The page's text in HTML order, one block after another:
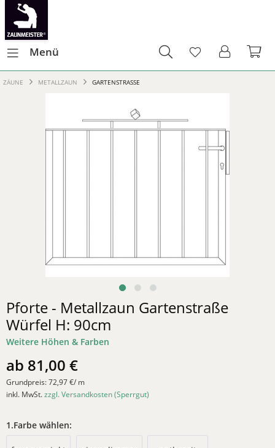
Menü
ZÄUNE METALLZAUN GARTENSTRASSE
Pforte - Metallzaun Gartenstraße
Würfel H: 90cm
Weitere Höhen & Farben
ab 81,00 €
Grundpreis:72,97 €/ m
inkl. MwSt.zzgl. Versandkosten (Sperrgut)
1.Farbe wählen: